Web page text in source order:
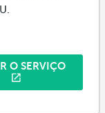
O SERVIÇO